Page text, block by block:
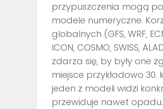
przypuszczenia mogą
modele numeryczne.
globalnych (GFS, WRF,
ICON, COSMO, SWISS,
zdarza się, by były one
miejsce przykładowo
jeden z modeli widzi
przewiduje nawet